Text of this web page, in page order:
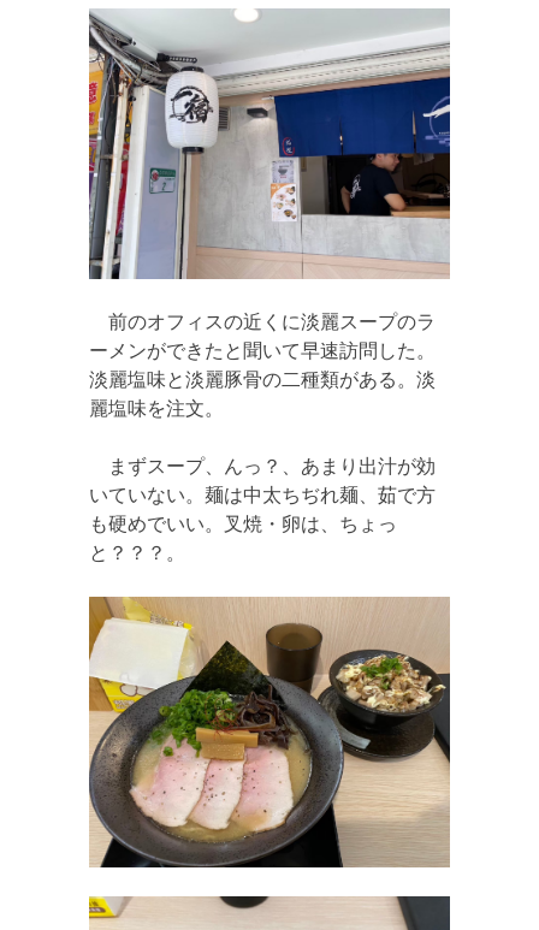
前のオフィスの近くに淡麗スープのラ
ーメンができたと聞いて早速訪問した。
淡麗塩味と淡麗豚骨の二種類がある。淡
麗塩味を注文。
まずスープ、んっ？、あまり出汁が効
いていない。麺は中太ちぢれ麺、茹で方
も硬めでいい。叉焼・卵は、ちょっ
と？？？。